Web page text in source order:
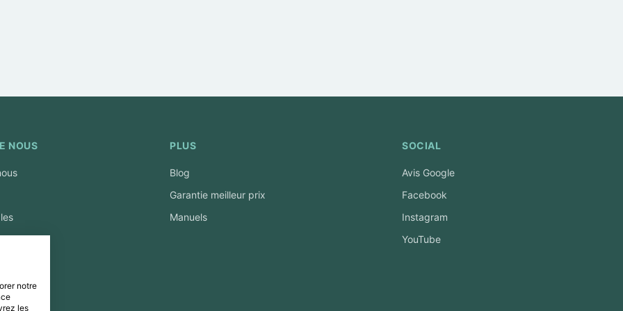
NOUS PLUS
Blog
Garantie meilleur prix
Manuels
SOCIAL
Avis Google
Facebook
Instagram
YouTube
notre
les